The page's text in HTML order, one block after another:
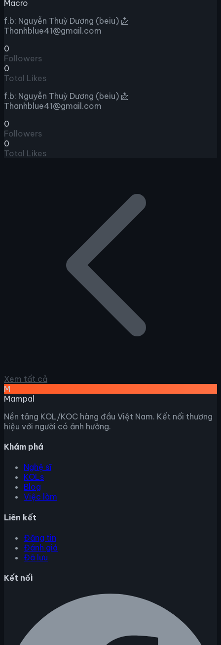
Macro
f.b: Nguyễn Thuỳ Dương (beiu) 📩
Thanhblue41@gmail.com
0
Followers
0
Total Likes
f.b: Nguyễn Thuỳ Dương (beiu) 📩
Thanhblue41@gmail.com
0
Followers
0
Total Likes
Xem tất cả
M
Mampal
Nền tảng KOL/KOC hàng đầu Việt Nam. Kết nối thương
hiệu với người có ảnh hưởng.
Khám phá
Nghệ sĩ
KOLs
Blog
Việc làm
Liên kết
Đăng tin
Đánh giá
Đã lưu
Kết nối